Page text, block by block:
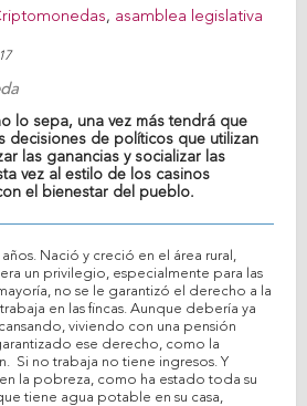
, asamblea legislativa
lo sepa, una vez más tendrá que
decisiones de políticos que utilizan
las ganancias y socializar las
vez al estilo de los casinos
el bienestar del pueblo.
años. Nació y creció en el área rural,
un privilegio, especialmente para las
no se le garantizó el derecho a la
en las fincas. Aunque debería ya
viviendo con una pensión
ese derecho, como la
Si no trabaja no tiene ingresos. Y
la pobreza, como ha estado toda su
tiene agua potable en su casa,